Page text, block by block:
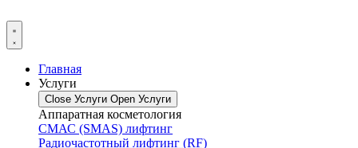
Главная
Услуги
Close Услуги Open Услуги
Аппаратная косметология
СМАС (SMAS) лифтинг
Радиочастотный лифтинг (RF)